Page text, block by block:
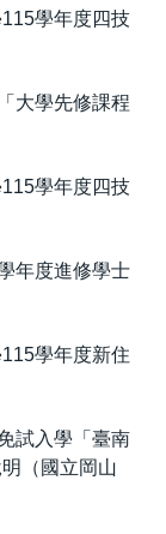
學年度四技
大學先修課程
學年度四技
年度進修學士
學年度新住
試入學「臺南
（國立岡山